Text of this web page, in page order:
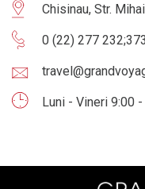
Chisinau, Str.
0 (22) 277 232;
Luni - Vineri 9:00